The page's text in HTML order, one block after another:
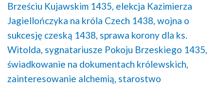
Brześciu Kujawskim 1435, elekcja Kazimierza
Jagiellończyka na króla Czech 1438, wojna o
sukcesję czeską 1438, sprawa korony dla ks.
Witolda, sygnatariusze Pokoju Brzeskiego 1435,
świadkowanie na dokumentach królewskich,
zainteresowanie alchemią, starostwo